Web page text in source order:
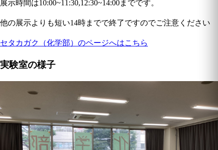
展示時間は10:00~11:30,12:30~14:00までです。
他の展示よりも短い14時までで終了ですのでご注意ください
セタカガク（化学部）のページへはこちら
実験室の様子